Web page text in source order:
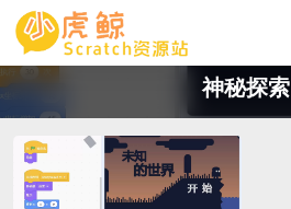
神秘探索